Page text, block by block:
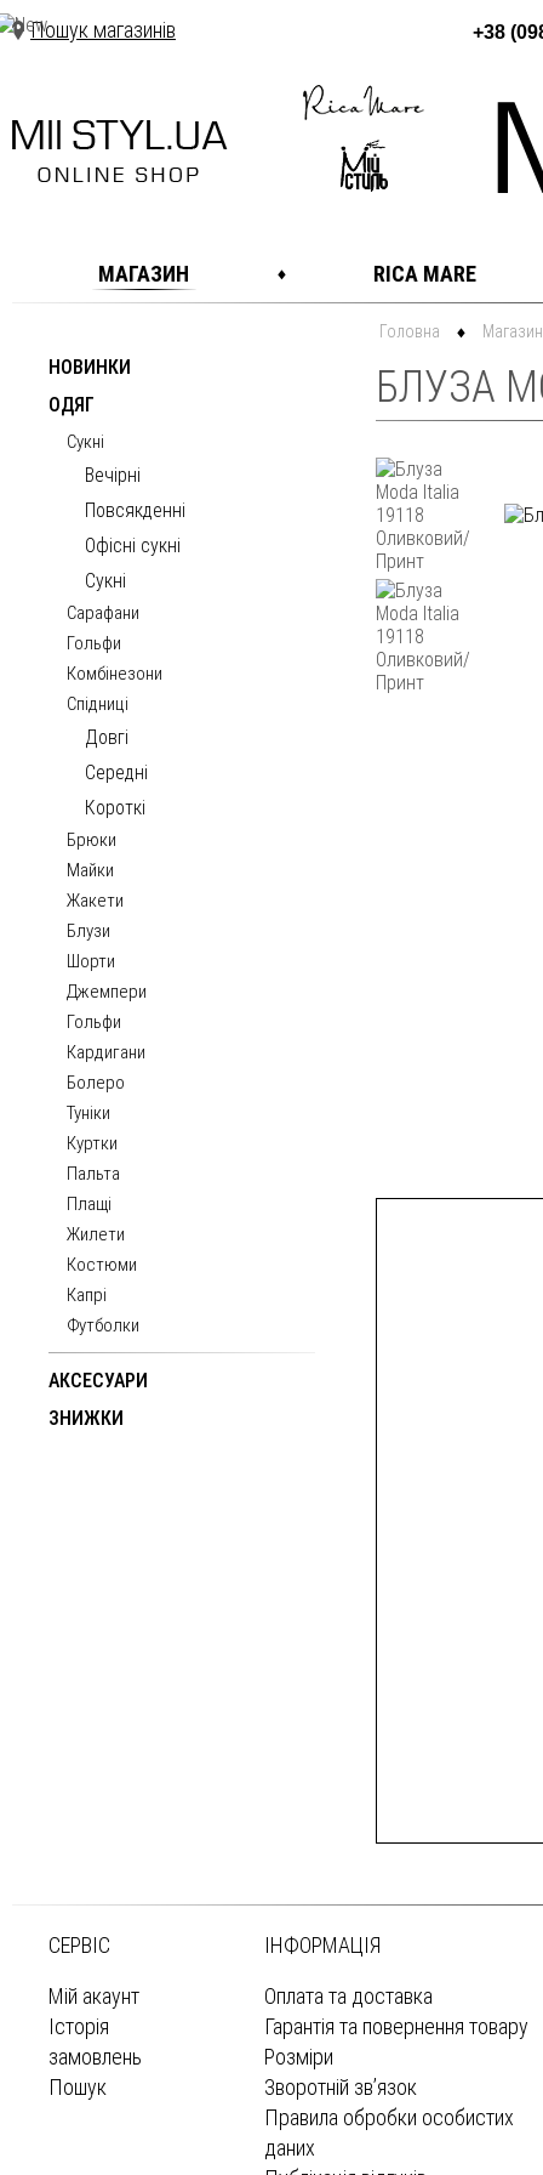
Пошук магазинів +38
МАГАЗИН RICA MARE
НОВИНКИ
ОДЯГ
Сукні
Вечірні
Повсякденні
Офісні сукні
Сукні
Сарафани
Гольфи
Комбінезони
Спідниці
Довгі
Середні
Короткі
Брюки
Майки
Жакети
Блузи
Шорти
Джемпери
Гольфи
Кардигани
Болеро
Туніки
Куртки
Пальта
Плащі
Жилети
Костюми
Капрі
Футболки
АКСЕСУАРИ
ЗНИЖКИ
Головна Магазин
БЛУЗА
СЕРВІС
Мій акаунт
Історія
замовлень
Пошук
ІНФОРМАЦІЯ
Оплата та доставка
Гарантія та повернення товару
Розміри
Зворотній зв’язок
Правила обробки особистих
даних